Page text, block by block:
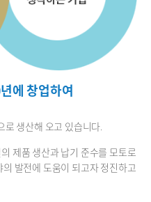
에 창업하여
로 생산해 오고 있습니다.
제품 생산과 납기 준수를 모토로
발전에 도움이 되고자 정진하고